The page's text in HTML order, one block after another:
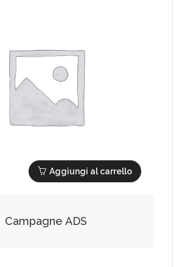
Aggiungi al carrello
Campagne ADS